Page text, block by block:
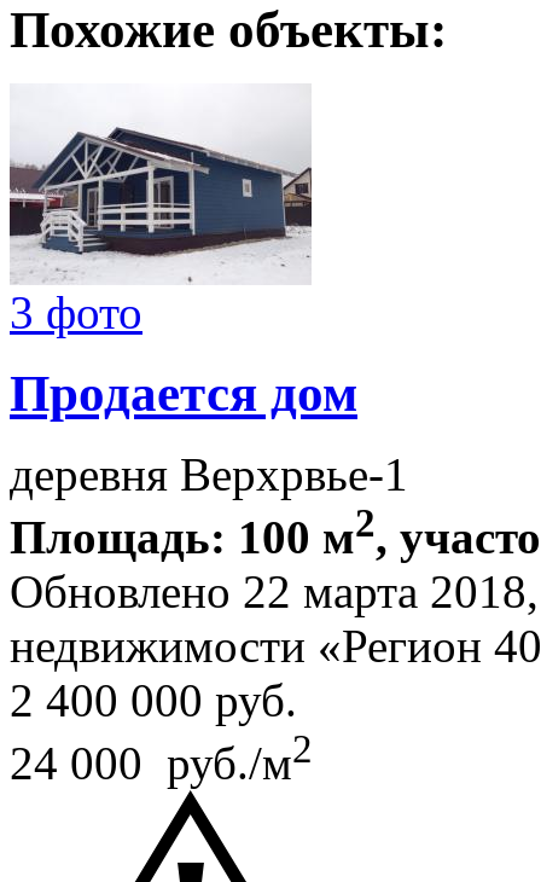
Похожие объекты:
3 фото
Продается дом
деревня Верхрвье-1
Площадь: 100 м2,
Обновлено 22 марта
недвижимости «Регион
2 400 000 руб.
24 000 руб./м2